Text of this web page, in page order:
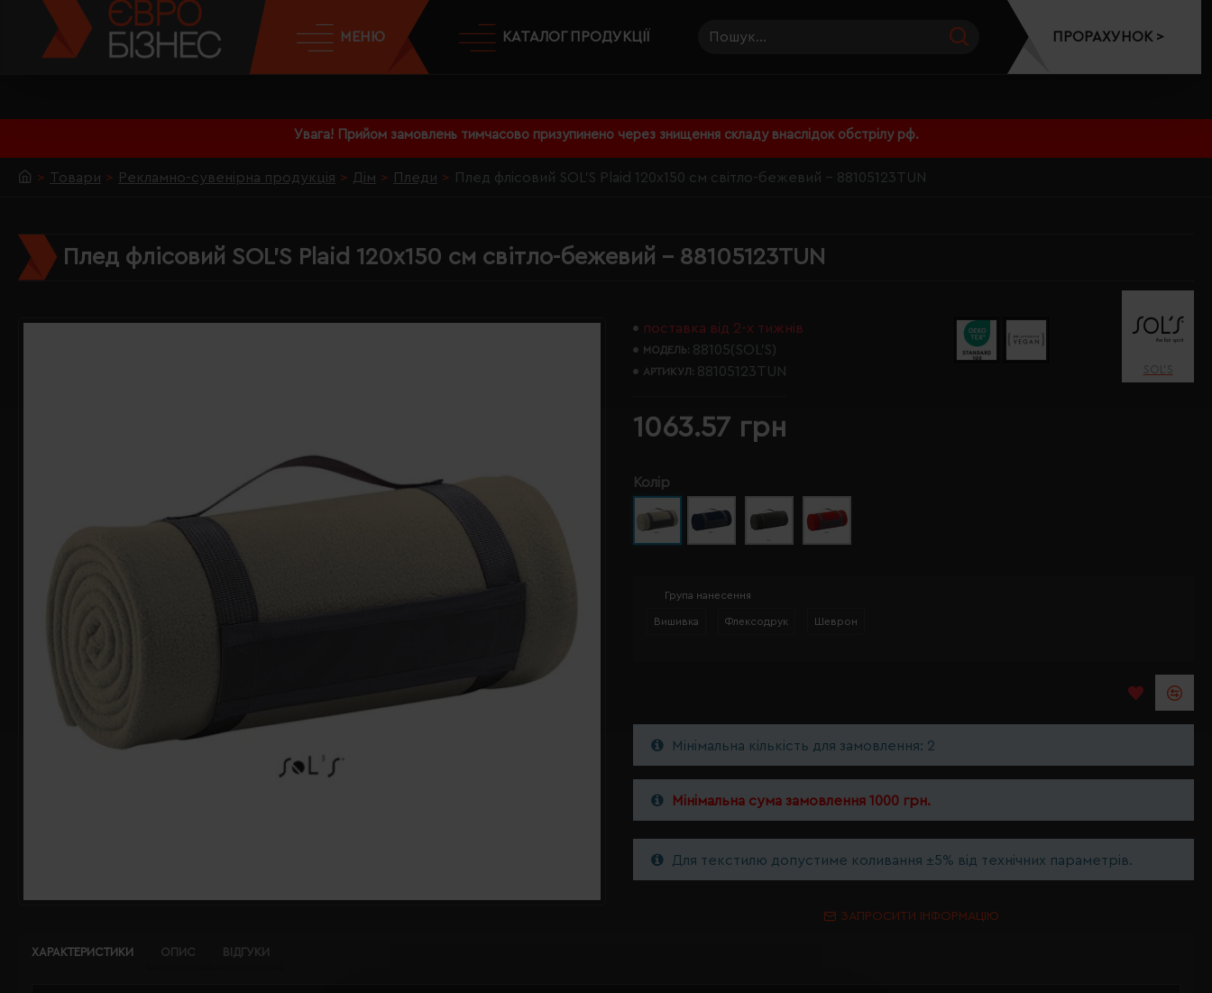
Увага! Прийом замовлень тимчасово призупинено через знищення складу внаслідок обстрілу рф.
МЕНЮ КАТАЛОГ ПРОДУКЦІЇ ПРОРАХУНОК >
Товари Рекламно-сувенірна продукція Дім Пледи Плед флісовий SOL'S Plaid 120х150 см світло-бежевий - 88105123TUN
Плед флісовий SOL'S Plaid 120х150 см світло-бежевий - 88105123TUN
поставка від 2-х тижнів
МОДЕЛЬ: 88105(SOL’S)
АРТИКУЛ: 88105123TUN SOL’S
1063.57 грн
Колір
Група нанесення
Вишивка Флексодрук Шеврон
Мінімальна кількість для замовлення: 2
Мінімальна сума замовлення 1000 грн.
Для текстилю допустиме коливання ±5% від технічних параметрів.
ЗАПРОСИТИ ІНФОРМАЦІЮ
ХАРАКТЕРИСТИКИ ОПИС ВІДГУКИ